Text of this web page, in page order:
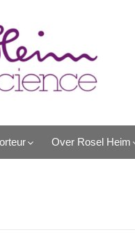
Over Rosel Heim